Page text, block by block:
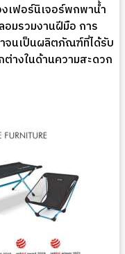
เฟอร์นิเจอร์พกพาน้ำ
อมรวมงานฝีมือ การ
จนเป็นผลิตภัณฑ์ที่ได้รับ
างในด้านความสะดวก